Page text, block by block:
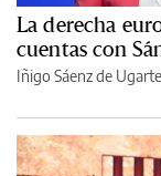
La derecha
cuentas con
Iñigo Sáenz de Ugarte